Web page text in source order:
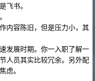
飞书。
内容陈旧，但是压力小，其
发展时期。你一入职了解一
人员其实比较冗余。另外配
虑。